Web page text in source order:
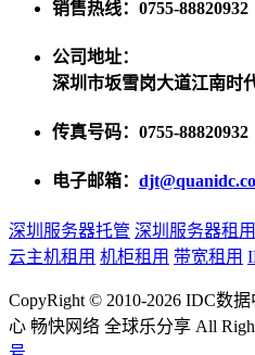
销售热线：0755-88820932
公司地址：
深圳市坂雪岗大道江南时
传真号码：0755-88820932
电子邮箱：
深圳服务器托管 深圳服务器租用
云主机租用 机柜租用 带宽租用
CopyRight © 2010-2026 IDC数
心 畅快网络 全球乐分享 All